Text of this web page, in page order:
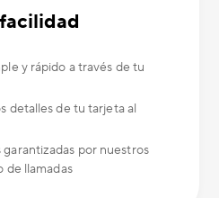
y rápido a través de tu
detalles de tu tarjeta al
garantizadas por nuestros
de llamadas